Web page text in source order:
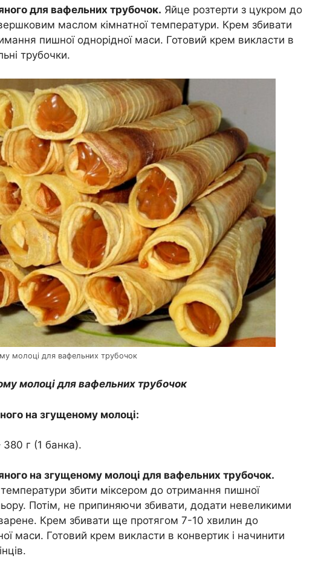
для вафельних трубочок. Яйце розтерти з цукром до
вершковим маслом кімнатної температури. Крем збивати
пишної однорідної маси. Готовий крем викласти в
трубочки.
молоці для вафельних трубочок
молоці для вафельних трубочок
на згущеному молоці:
г (1 банка).
на згущеному молоці для вафельних трубочок.
збити міксером до отримання пишної
Потім, не припиняючи збивати, додати невеликими
Крем збивати ще протягом 7-10 хвилин до
маси. Готовий крем викласти в конвертик і начинити